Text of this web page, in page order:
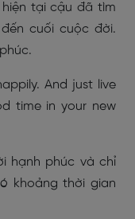
tại cậu đã tìm
cuối cuộc đời.
And just live
time in your new
hạnh phúc và chỉ
khoảng thời gian